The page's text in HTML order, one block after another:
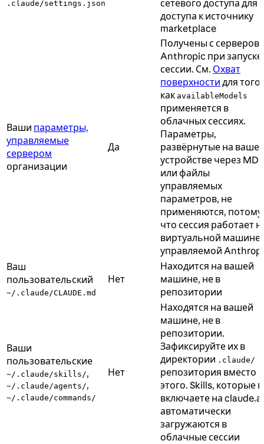
.claude/settings.json
сетевого доступа для
доступа к источнику
marketplace
Ваши параметры,
управляемые
сервером
организации
Да
Получены с серверов
Anthropic при запуске
сессии. См. Охват
поверхности для того,
как availableModels
применяется в
облачных сессиях.
Параметры,
развёрнутые на
устройстве через
или файлы
управляемых
параметров, не
применяются, потому
что сессия работает
виртуальной машине,
управляемой
Ваш
пользовательский
~/.claude/CLAUDE.md
Нет
Находится на вашей
машине, не в
репозитории
Ваши
пользовательские
~/.claude/skills/,
~/.claude/agents/,
~/.claude/commands/
Нет
Находятся на вашей
машине, не в
репозитории.
Зафиксируйте их в
директории .claude/
репозитория вместо
этого. Skills, которые
включаете на
автоматически
загружаются в
облачные сессии